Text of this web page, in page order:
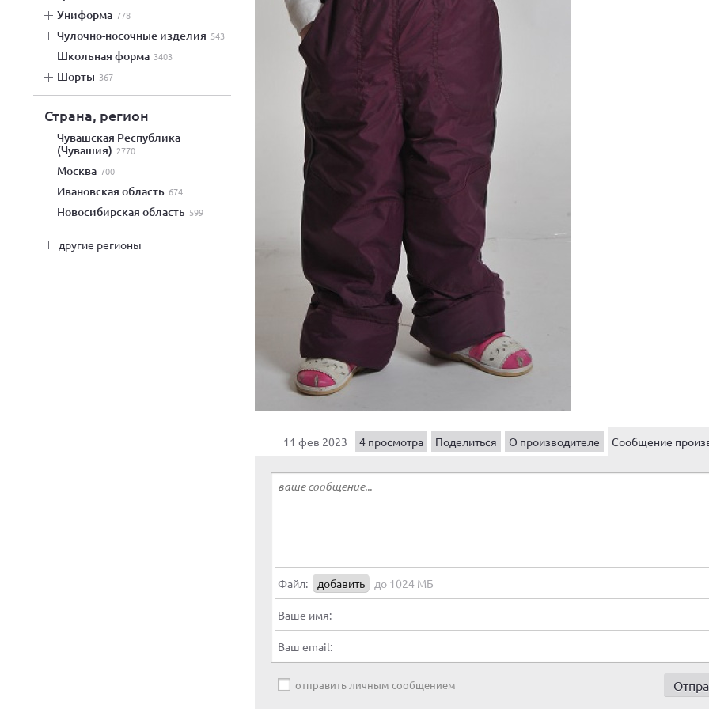
униформа 778
чулочно-носочные изделия 543
школьная форма 3403
шорты 367
Страна, регион
Чувашская Республика
(Чувашия) 2770
Москва 700
Ивановская область 674
Новосибирская область 599
другие регионы
11 фев 2023 4 просмотра Поделиться О производителе Сообщение
Файл: добавить до 1024 МБ
Ваше имя:
Ваш email:
отправить личным сообщением